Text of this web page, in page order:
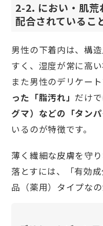
2-2. におい・肌荒
配合されているこ
男性の下着内は、構
すく、湿度が常に高い
また男性のデリケート
った「脂汚れ」 だけ
グマ）などの「タンパ
いるのが特徴です。
薄く繊細な皮膚を守
落とすには、「有効
品（薬用）タイプな